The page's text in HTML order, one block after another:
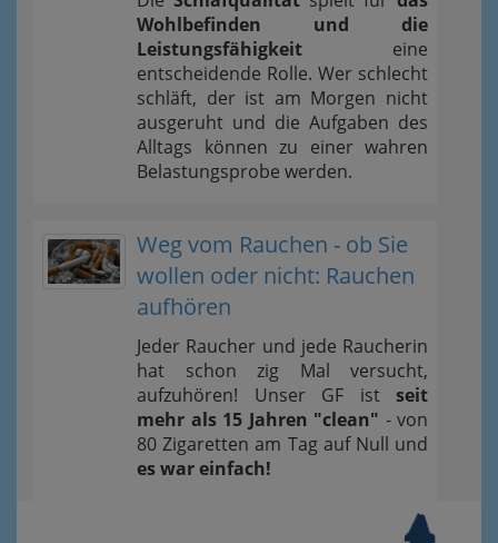
Wohlbefinden und die
Leistungsfähigkeit eine
entscheidende Rolle. Wer schlecht
schläft, der ist am Morgen nicht
ausgeruht und die Aufgaben des
Alltags können zu einer wahren
Belastungsprobe werden.
Weg vom Rauchen - ob Sie
wollen oder nicht: Rauchen
aufhören
Jeder Raucher und jede Raucherin
hat schon zig Mal versucht,
aufzuhören! Unser GF ist seit
mehr als 15 Jahren "clean" - von
80 Zigaretten am Tag auf Null und
es war einfach!